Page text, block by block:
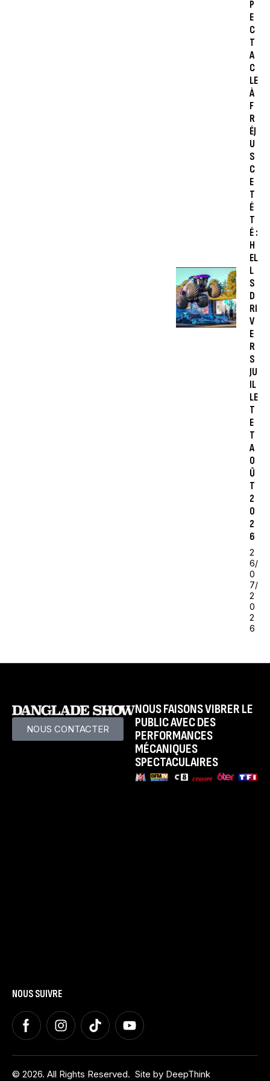
P
E
C
T
A
C
LE
À
F
R
ÉJ
U
S
C
E
T
É
T
É :
H
EL
L
S
D
RI
V
E
R
S
JU
IL
LE
T
E
T
A
O
Û
T
2
0
2
6
2
6/
0
7/
2
0
2
6
NOUS CONTACTER
NOUS FAISONS VIBRER LE
PUBLIC AVEC DES
PERFORMANCES
MÉCANIQUES
SPECTACULAIRES
NOUS SUIVRE
© 2026. All Rights Reserved. Site by DeepThink